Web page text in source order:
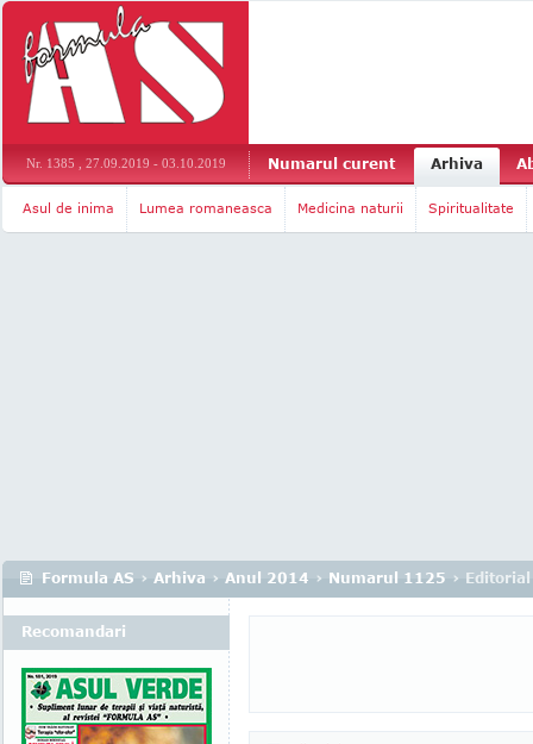
Nr. 1385 , 27.09.2019 - 03.10.2019 Numarul curent Arhiva
Asul de inima Lumea romaneasca Medicina naturii Spiritualitate
Formula AS › Arhiva › Anul 2014 › Numarul 1125 › Editorial
Recomandari